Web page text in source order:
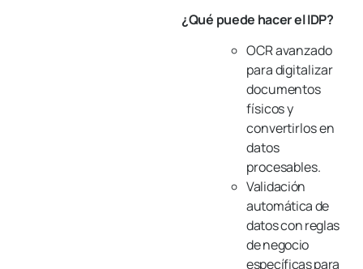
¿Qué puede hacer el IDP?
OCR avanzado
para digitalizar
documentos
físicos y
convertirlos en
datos
procesables.
Validación
automática de
datos con reglas
de negocio
específicas para